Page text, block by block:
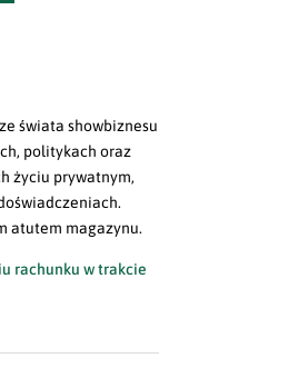
świata showbiznesu
politykach oraz
życiu prywatnym,
atutem magazynu.
rachunku w trakcie